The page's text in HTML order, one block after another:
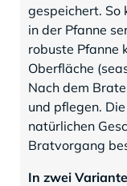
gespeichert. So
in der Pfanne
robuste Pfanne
Oberfläche
Nach dem
und pflegen.
natürlichen
Bratvorgang
In zwei